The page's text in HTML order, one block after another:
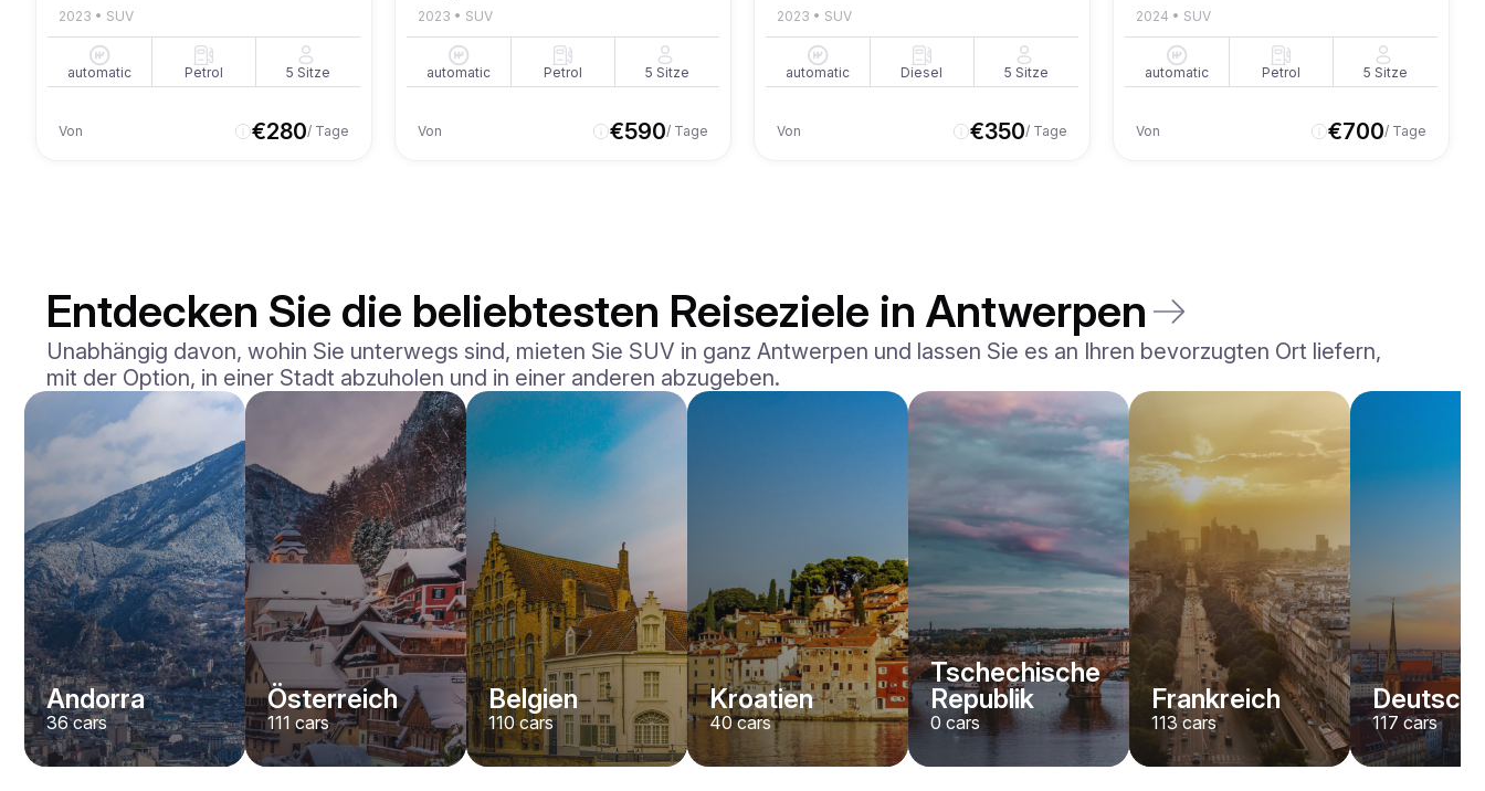
2023 • SUV
automatic Petrol 5 Sitze
Von €280/ Tage
2023 • SUV
automatic Petrol 5 Sitze
Von €590/ Tage
2023 • SUV
automatic Diesel 5 Sitze
Von €350/ Tage
2024 • SUV
automatic Petrol 5 Sitze
Von €700/ Tage
Entdecken Sie die beliebtesten Reiseziele in Antwerpen
Unabhängig davon, wohin Sie unterwegs sind, mieten Sie SUV in ganz Antwerpen und lassen Sie es an Ihren bevorzugten Ort liefern,
mit der Option, in einer Stadt abzuholen und in einer anderen abzugeben.
Andorra
36cars
Österreich
111 cars
Belgien
110cars
Kroatien
40cars
Tschechische
Republik
0 cars
Frankreich
113cars 117 cars